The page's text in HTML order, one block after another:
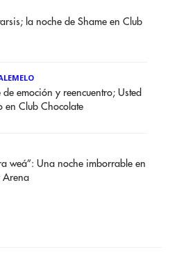
la noche de Shame en Club
emoción y reencuentro; Usted
en Club Chocolate
weá”: Una noche imborrable en
Arena